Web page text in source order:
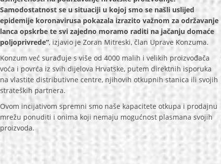
Samodostatnost se u situaciji u kojoj smo se našli uslijed
epidemije koronavirusa pokazala izrazito važnom za održavanje
lanca opskrbe te svi zajedno moramo raditi na jačanju domaće
poljoprivrede“, izjavio je Zoran Mitreski, član Uprave Konzuma.
Konzum već surađuje s više od 4000 malih i velikih proizvođača
voća i povrća iz svih dijelova Hrvatske, putem direktnih isporuka
na vlastite distributivne centre, njihovih otkupnih stanica ili svojih
strateških partnera.
Ovom incijativom spremni smo naše kapacitete otkupa i prodajnu
mrežu ponuditi i onima koji nemaju mogućnost plasmana svojih
proizvoda.